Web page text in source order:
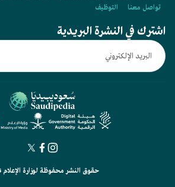
تواصل معنا
التوظيف
اشترك في النشرة البريدية
حقوق النشر محفوظة لوزارة الإعلام 2026